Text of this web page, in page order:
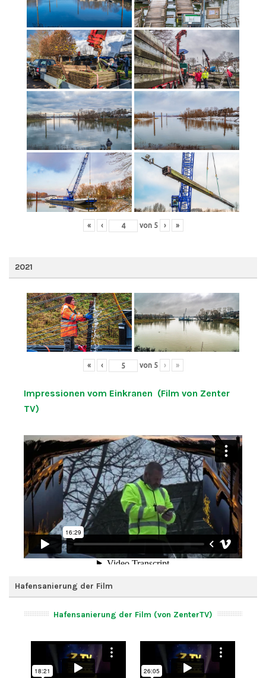
« ‹ von 5 › »
2021
« ‹ von 5 › »
Impressionen vom Einkranen (Film von Zenter
TV)
Hafensanierung der Film
Hafensanierung der Film (von ZenterTV)